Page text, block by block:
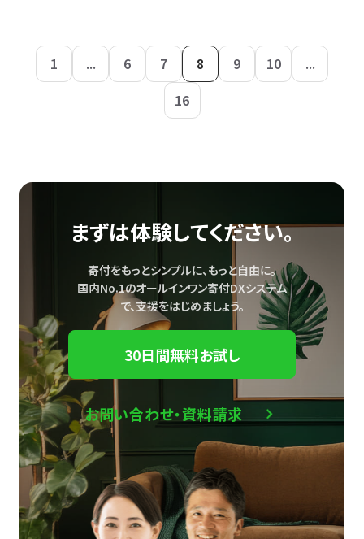
1 ... 6 7 8 9 10
...
16
まずは体験してください。
寄付をもっとシンプルに、もっと自由に。
国内No.1のオールインワン寄付DXシステム
で、支援をはじめましょう。
30日間無料お試し
お問い合わせ・資料請求